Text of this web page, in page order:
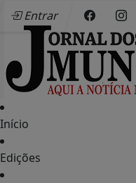
Entrar
Início
Edições